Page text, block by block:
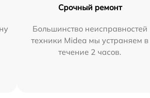
Срочный ремонт
Большинство неисправностей
техники Midea мы устраняем в
течение 2 часов.